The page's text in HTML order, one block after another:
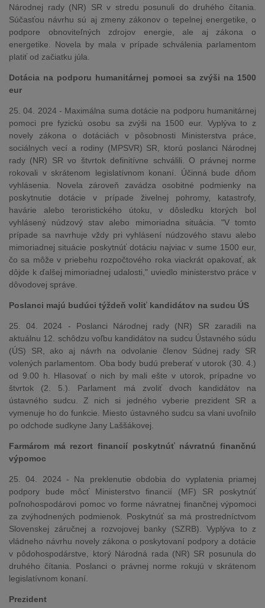
Národnej rady (NR) SR v stredu posunuli do druhého čítania.
Súčasťou návrhu sú aj zmeny zákonov o tepelnej energetike, o
podpore obnoviteľných zdrojov energie, ale aj zákona o
energetike. Novela by mala v prípade schválenia parlamentom
platiť od začiatku júla.
Dotácia na podporu humanitárnej pomoci sa zvýši na 1500
eur
25. 04. 2024 - Maximálna suma dotácie na podporu humanitárnej
pomoci pre fyzickú osobu sa zvýši na 1500 eur. Vyplýva to z
novely zákona o dotáciách v pôsobnosti Ministerstva práce,
sociálnych vecí a rodiny (MPSVR) SR, ktorú poslanci Národnej
rady (NR) SR vo štvrtok definitívne schválili. O právnej norme
rokovali v skrátenom legislatívnom konaní. Účinná bude dňom
vyhlásenia. Novela zároveň zavádza osobitné podmienky na
poskytnutie dotácie v prípade živelnej pohromy, katastrofy,
havárie alebo teroristického útoku, v dôsledku ktorých bol
vyhlásený núdzový stav alebo mimoriadna situácia. "V tomto
prípade sa navrhuje vždy pri vyhlásení núdzového stavu alebo
mimoriadnej situácie poskytnúť dotáciu najviac v sume 1500 eur,
čo sa môže v priebehu rozpočtového roka viackrát opakovať, ak
dôjde k ďalšej mimoriadnej udalosti," uviedlo ministerstvo práce v
dôvodovej správe.
Poslanci majú budúci týždeň voliť kandidátov na sudcu ÚS
25. 04. 2024 - Poslanci Národnej rady (NR) SR zaradili na
aktuálnu 12. schôdzu voľbu kandidátov na sudcu Ústavného súdu
(ÚS) SR, ako aj návrh na odvolanie členov Súdnej rady SR
volených parlamentom. Oba body budú preberať v utorok (30. 4.)
od 9.00 h. Hlasovať o nich by mali ešte v utorok, prípadne vo
štvrtok (2. 5.). Parlament má zvoliť dvoch kandidátov na
ústavného sudcu. Z nich si jedného vyberie prezident SR a
vymenuje ho do funkcie. Miesto ústavného sudcu sa vlani uvoľnilo
po odchode sudkyne Jany Laššákovej.
Farmárom má rezort financií poskytnúť návratnú finančnú
výpomoc
25. 04. 2024 - Na preklenutie obdobia do vyplatenia priamej
podpory bude môcť Ministerstvo financií (MF) SR poskytnúť
poľnohospodárovi pomoc vo forme návratnej finančnej výpomoci
za zvýhodnených podmienok. Poskytnúť sa má prostredníctvom
Slovenskej záručnej a rozvojovej banky (SZRB). Vyplýva to z
vládneho návrhu novely zákona o poskytovaní podpory a dotácie
v pôdohospodárstve, ktorý Národná rada (NR) SR posunula do
druhého čítania. Poslanci o právnej norme rokujú v skrátenom
legislatívnom konaní.
Prezident